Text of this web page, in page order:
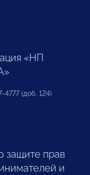
«НП
4777 (доб. 124)
защите прав
и